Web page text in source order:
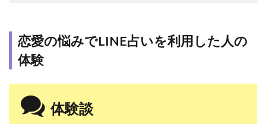
でも
LINE
占い
と評
判の
恋愛の悩みでLINE占いを利用した人の
体験
体験談